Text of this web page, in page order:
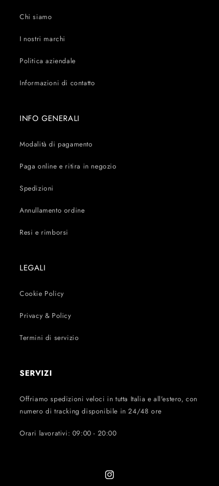
Chi siamo
I nostri marchi
Politica aziendale
Informazioni di contatto
INFO GENERALI
Modalità di pagamento
Paga online e ritira in negozio
Spedizioni
Annullamento ordine
Resi e rimborsi
LEGALI
Cookie Policy
Privacy & Policy
Termini di servizio
SERVIZI
Offriamo spedizioni veloci in tutta Italia e all'estero, con
numero di tracking disponibile in 24/48 ore
Orari lavorativi: 09:00 - 20:00
Instagram